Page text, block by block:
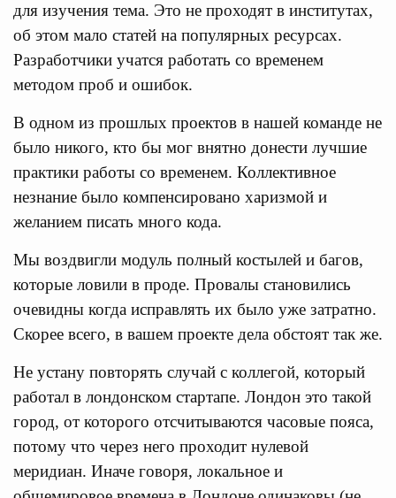
для изучения тема. Это не проходят в институтах,
об этом мало статей на популярных ресурсах.
Разработчики учатся работать со временем
методом проб и ошибок.
В одном из прошлых проектов в нашей команде не
было никого, кто бы мог внятно донести лучшие
практики работы со временем. Коллективное
незнание было компенсировано харизмой и
желанием писать много кода.
Мы воздвигли модуль полный костылей и багов,
которые ловили в проде. Провалы становились
очевидны когда исправлять их было уже затратно.
Скорее всего, в вашем проекте дела обстоят так же.
Не устану повторять случай с коллегой, который
работал в лондонском стартапе. Лондон это такой
город, от которого отсчитываются часовые пояса,
потому что через него проходит нулевой
меридиан. Иначе говоря, локальное и